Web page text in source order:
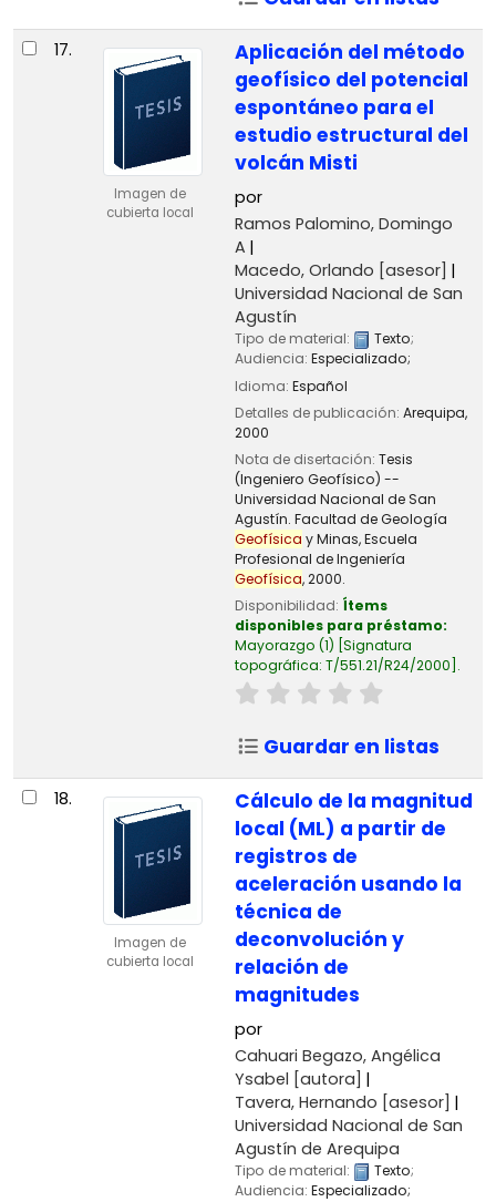
17.
Imagen de
cubierta local
Aplicación del método
geofísico del potencial
espontáneo para el
estudio estructural del
volcán Misti
por
Ramos Palomino, Domingo
A
Macedo, Orlando [asesor]
Universidad Nacional de San
Agustín
Tipo de material: Texto;
Audiencia: Especializado;
Idioma: Español
Detalles de publicación: Arequipa,
2000
Nota de disertación: Tesis
(Ingeniero Geofísico) --
Universidad Nacional de San
Agustín. Facultad de Geología
Geofísica y Minas, Escuela
Profesional de Ingeniería
Geofísica, 2000.
Disponibilidad: Ítems
disponibles para préstamo:
Mayorazgo (1) Signatura
topográfica: T/551.21/R24/2000 .
Guardar en listas
18.
Imagen de
cubierta local
Cálculo de la magnitud
local (ML) a partir de
registros de
aceleración usando la
técnica de
deconvolución y
relación de
magnitudes
por
Cahuari Begazo, Angélica
Ysabel [autora]
Tavera, Hernando [asesor]
Universidad Nacional de San
Agustín de Arequipa
Tipo de material: Texto;
Audiencia: Especializado;